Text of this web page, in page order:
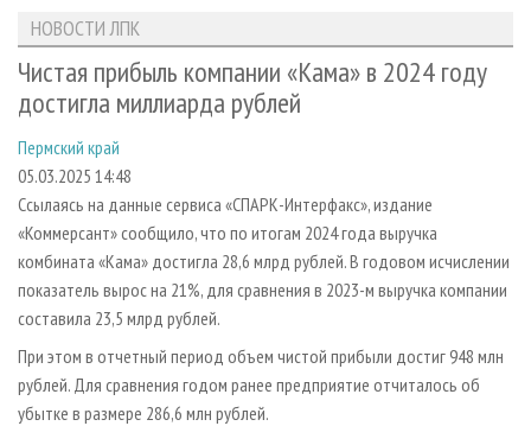
ЛЕСОЗАГОТОВКА
ЛЕСОПИЛЕНИЕ
СУШКА ДРЕВЕСИНЫ
ПРОИЗВОДСТВО ДРЕВЕСНЫХ ПЛИТ
ДЕРЕВЯННОЕ ДОМОСТРОЕНИЕ
ПРОИЗВОДСТВО МЕБЕЛИ
БИОЭНЕРГЕТИКА
ЦБП
ИНСТРУМЕНТ И МАТЕРИАЛЫ
НОВОСТИ ЛПК
НОВОСТИ ЖУРНАЛА
ПРОЕКТЫ ЛПИ
АНАЛИТИКА
ПРЕДПРИЯТИЯ ЛПК
ПЕРСОНЫ
МОБИЛЬНЫЕ ВЫСТАВКИ
ОФИЦИАЛЬНЫЕ ДЕЛЕГАЦИИ
ПРИОРИТЕТНЫЕ ИНВЕСТПРОЕКТЫ
RUSSIAN FORESTRY REVIEW
ГАЗЕТА ЛЕСПРОМФОРУМ
БИБЛИОТЕКА СПЕЦИАЛИСТА
АРХИВ ЖУРНАЛОВ
О ЖУРНАЛЕ
ПОДПИСКА
КОНТАКТЫ
РЕКЛАМОДАТЕЛЯМ
РЕКЛАМА
РЕКЛАМА НА САЙТЕ
НОВОСТИ ЛПК
Чистая прибыль компании «Кама» в 2024 году
достигла миллиарда рублей
Пермский край
05.03.2025 14:48
Ссылаясь на данные сервиса «СПАРК-Интерфакс», издание
«Коммерсант» сообщило, что по итогам 2024 года выручка
комбината «Кама» достигла 28,6 млрд рублей. В годовом исчислении
показатель вырос на 21%, для сравнения в 2023-м выручка компании
составила 23,5 млрд рублей.
При этом в отчетный период объем чистой прибыли достиг 948 млн
рублей. Для сравнения годом ранее предприятие отчиталось об
убытке в размере 286,6 млн рублей.